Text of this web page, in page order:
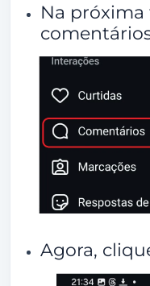
Na
Agora,